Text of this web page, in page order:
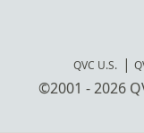
QVC U.S.
©2001 - 2026